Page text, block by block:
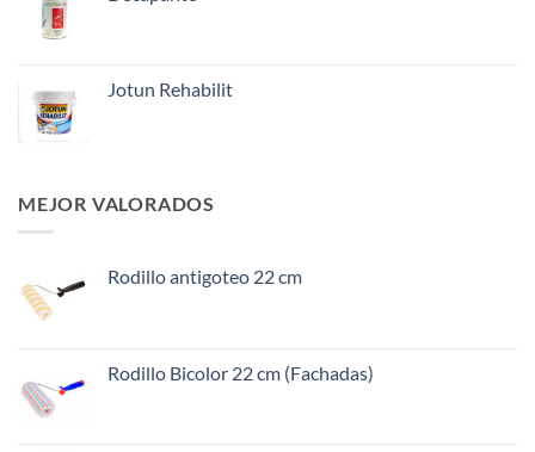
Jotun Rehabilit
MEJOR VALORADOS
Rodillo antigoteo 22 cm
Rodillo Bicolor 22 cm (Fachadas)